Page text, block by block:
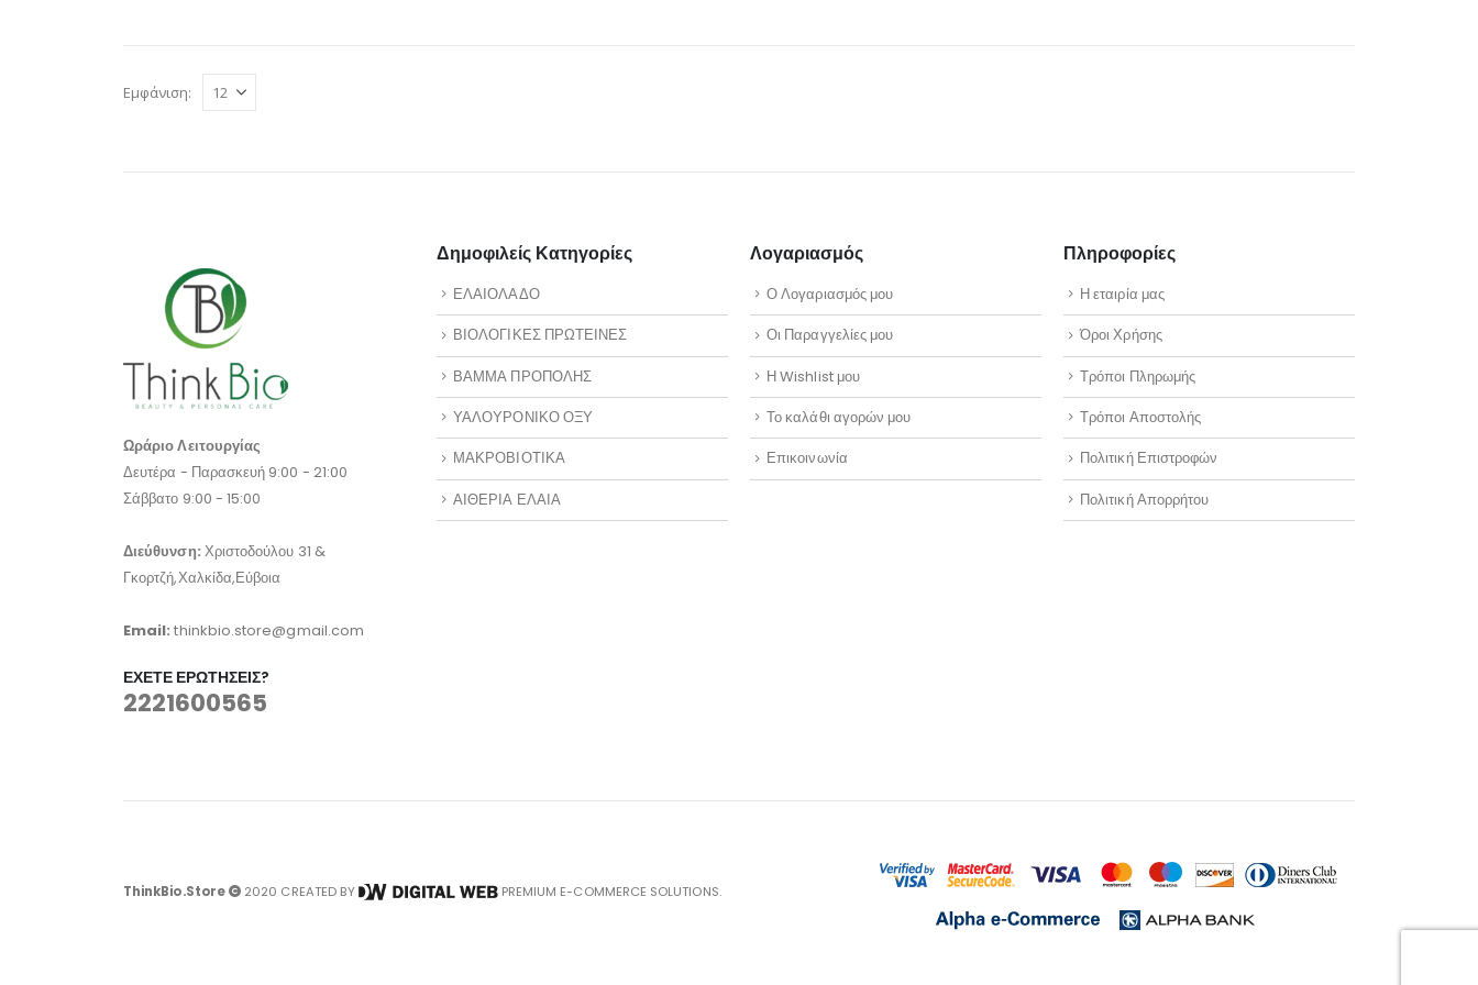
Εμφάνιση:
Ωράριο Λειτουργίας
Δευτέρα - Παρασκευή 9:00 - 21:00
Σάββατο 9:00 - 15:00
Διεύθυνση: Χριστοδούλου 31 &
Γκορτζή,Χαλκίδα,Εύβοια
Email:thinkbio.store@gmail.com
ΈΧΕΤΕ ΕΡΩΤΉΣΕΙΣ?
2221600565
Δημοφιλείς Κατηγορίες
ΕΛΑΙΟΛΑΔΟ
ΒΙΟΛΟΓΙΚΕΣ ΠΡΩΤΕΙΝΕΣ
ΒΑΜΜΑ ΠΡΟΠΟΛΗΣ
ΥΑΛΟΥΡΟΝΙΚΟ ΟΞΥ
ΜΑΚΡΟΒΙΟΤΙΚΑ
ΑΙΘΕΡΙΑ ΕΛΑΙΑ
Λογαριασμός
Ο Λογαριασμός μου
Οι Παραγγελίες μου
Η Wishlist μου
Το καλάθι αγορών μου
Επικοινωνία
Πληροφορίες
Η εταιρία μας
Όροι Χρήσης
Τρόποι Πληρωμής
Τρόποι Αποστολής
Πολιτική Επιστροφών
Πολιτική Απορρήτου
ThinkBio.Store 2020 CREATED BY PREMIUM E-COMMERCE SOLUTIONS.